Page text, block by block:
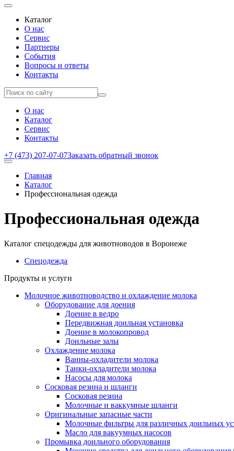
Каталог
О нас
Сервис
Партнеры
События
Вопросы и ответы
Контакты
О нас
Каталог
Сервис
Контакты
+7 (473) 207-07-07Заказать обратный звонок
Главная
Каталог
Профессиональная одежда
Профессиональная одежда
Каталог спецодежды для животноводов в Воронеже
Cпецодежда
Продукты и услуги
Молочное животноводство и охлаждение молока
Оборудование для доения
Доение в ведро
Передвижная доильная установка
Доение в молокопровод
Доильные залы
Охлаждение молока
Ванны-охладители молока
Танки-охладители молока
Насосы для молока
Сосковая резина и шланги
Сосковая резина
Молочные и ваккумные шланги
Оригинальные запасные части
Молочные фильтры для различных доильных
Масло для вакуумных насосов
Промывка доильного оборудования